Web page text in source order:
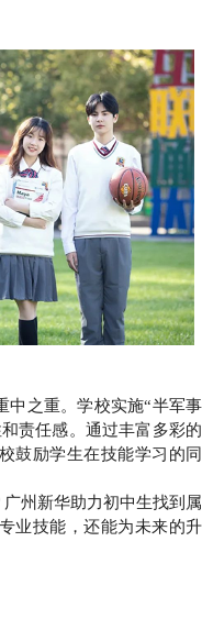
之重。学校实施“半军事
责任感。通过丰富多彩的
鼓励学生在技能学习的同
州新华助力初中生找到属
业技能，还能为未来的升